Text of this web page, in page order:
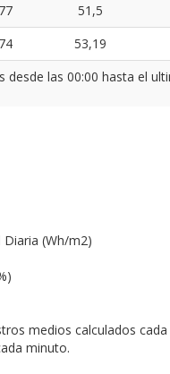
51,5
53,19
las 00:00 hasta el
(Wh/m2)
medios calculados cada
minuto.